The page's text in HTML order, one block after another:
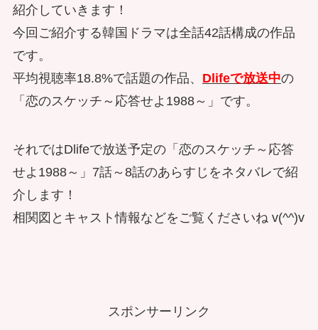
紹介していきます！
今回ご紹介する韓国ドラマは全話42話構成の作品
です。
平均視聴率18.8%で話題の作品、 Dlifeで放送中の
「恋のスケッチ～応答せよ1988～」です。
それではDlifeで放送予定の「恋のスケッチ～応答
せよ1988～」7話～8話のあらすじをネタバレで紹
介します！
相関図とキャスト情報などをご覧くださいね v(^^)v
スポンサーリンク